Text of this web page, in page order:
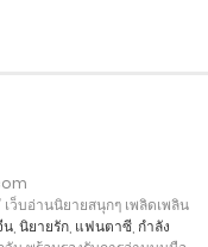
บอ่านนิยายสนุกๆ เพลิดเพลิน
น, นิยายรัก, แฟนตาซี, กำลัง